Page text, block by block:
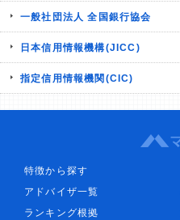
一般社団法人 全国銀行協会
日本信用情報機構(JICC)
指定信用情報機関(CIC)
特徴から探す
アドバイザ一覧
ランキング根拠